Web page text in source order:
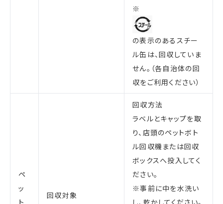
※
の表示のあるスチー
ル缶は、回収していま
せん。（各自治体の回
収をご利用ください）
ペ
ッ
ト
回収対象
回収方法
ラベルとキャップを取
り、店頭のペットボト
ル回収機または回収
ボックスへ投入してく
ださい。
※事前に中を水洗い
し、乾かしてください。